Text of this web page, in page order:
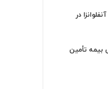
م
در
بیمه تأمین